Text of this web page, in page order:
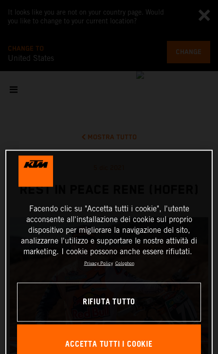
It looks like you are not on your country page. Would
you like to change to your current location?
CHANGE TO
United States
CHANGE
MOSTRA TUTTO
REST IN PEACE RENE (HOFER)
Facendo clic su "Accetta tutti i cookie", l'utente
acconsente all'installazione dei cookie sul proprio
dispositivo per migliorare la navigazione del sito,
analizzarne l'utilizzo e supportare le nostre attività di
marketing. I cookie possono anche essere rifiutati.
Privacy Policy Colophon
RIFIUTA TUTTO
ACCETTA TUTTI I COOKIE